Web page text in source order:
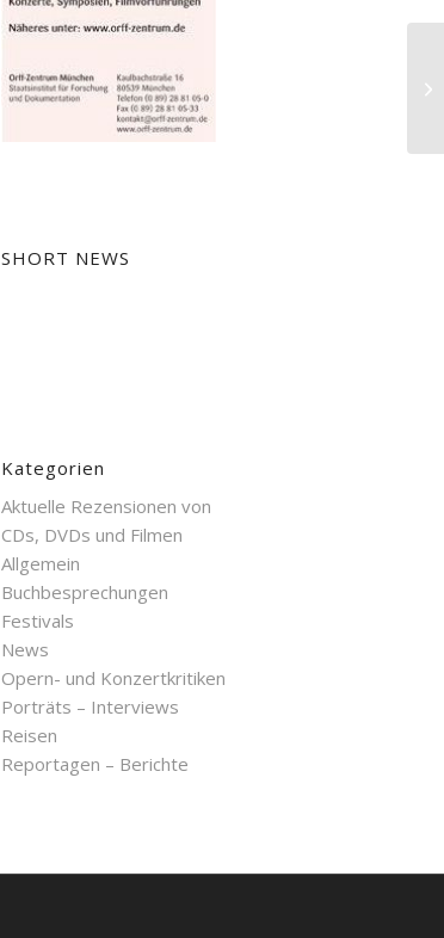
SHORT NEWS
Kategorien
Aktuelle Rezensionen von
CDs, DVDs und Filmen
Allgemein
Buchbesprechungen
Festivals
News
Opern- und Konzertkritiken
Porträts – Interviews
Reisen
Reportagen – Berichte